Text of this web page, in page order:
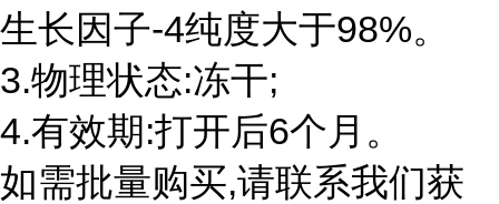
生长因子-4纯度大于98%。
3.物理状态:冻干;
4.有效期:打开后6个月。
如需批量购买,请联系我们获